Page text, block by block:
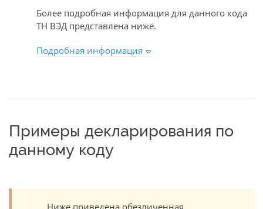
Более подробная информация для данного кода
ТН ВЭД представлена ниже.
Подробная информация
Примеры декларирования по
данному коду
Ниже приведена обезличенная